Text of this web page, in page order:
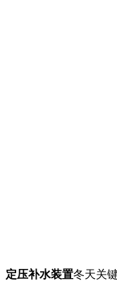
定压补水装置冬天关